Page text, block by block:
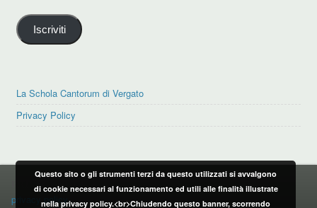
mail
Iscriviti
La Schola Cantorum di Vergato
Privacy Policy
PRIVACY POLICY
privacy policy
Questo sito o gli strumenti terzi da questo utilizzati si avvalgono
di cookie necessari al funzionamento ed utili alle finalità illustrate
nella privacy policy.<br>Chiudendo questo banner, scorrendo